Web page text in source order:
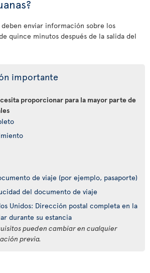
deben enviar información sobre los
quince minutos después de la salida del
importante
proporcionar para la mayor parte de
de viaje (por ejemplo, pasaporte)
del documento de viaje
Unidos: Dirección postal completa en la
durante su estancia
pueden cambiar en cualquier
previa.